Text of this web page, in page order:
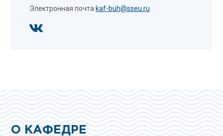
Электронная почта kaf-buh@sseu.ru
О КАФЕДРЕ